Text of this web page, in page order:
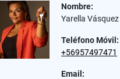
Nombre:
Yarella Vásquez
Teléfono Móvil:
+56957497471
Email: